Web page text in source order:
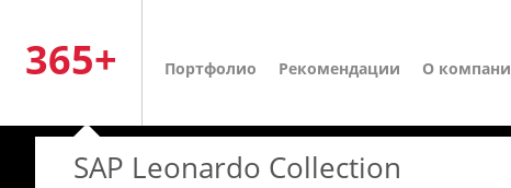
365+ Портфолио Рекомендации О
SAP Leonardo Collection